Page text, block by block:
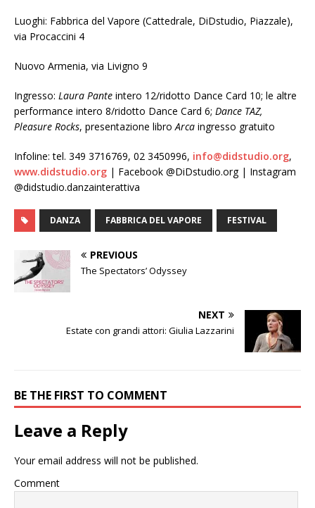
Luoghi: Fabbrica del Vapore (Cattedrale, DiDstudio, Piazzale),
via Procaccini 4
Nuovo Armenia, via Livigno 9
Ingresso: Laura Pante intero 12/ridotto Dance Card 10; le altre
performance intero 8/ridotto Dance Card 6; Dance TAZ,
Pleasure Rocks, presentazione libroArca ingresso gratuito
Infoline: tel. 349 3716769, 02 3450996, info@didstudio.org,
www.didstudio.org | Facebook @DiDstudio.org | Instagram
@didstudio.danzainterattiva
DANZA FABBRICA DEL VAPORE FESTIVAL
PREVIOUS
The Spectators’ Odyssey
NEXT
Estate con grandi attori: Giulia Lazzarini
BE THE FIRST TO COMMENT
Leave a Reply
Your email address will not be published.
Comment